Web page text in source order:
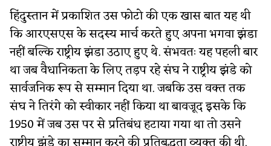
हिंदुस्तान में प्रकाशित उस फोटो की एक खास बात यह थी
कि आरएसएस के सदस्य मार्च करते हुए अपना भगवा झंडा
नहीं बल्कि राष्ट्रीय झंडा उठाए हुए थे. संभवतः यह पहली बार
था जब वैधानिकता के लिए तड़प रहे संघ ने राष्ट्रीय झंडे को
सार्वजनिक रूप से सम्मान दिया था. जबकि उस वक्त तक
संघ ने तिरंगे को स्वीकार नहीं किया था बावजूद इसके कि
1950 में जब उस पर से प्रतिबंध हटाया गया था तो उसने